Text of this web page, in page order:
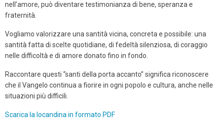
nell’amore, può diventare testimonianza di bene, speranza e
fraternità.
Vogliamo valorizzare una santità vicina, concreta e possibile: una
santitàfatta di scelte quotidiane, di fedeltà silenziosa, di coraggio
nelle difficoltà e di amore donato fino in fondo.
Raccontare questi “santi della porta accanto” significa riconoscere
che il Vangelo continua a fiorire in ogni popolo e cultura, anche nelle
situazioni più difficili.
Scarica la locandina in formato PDF